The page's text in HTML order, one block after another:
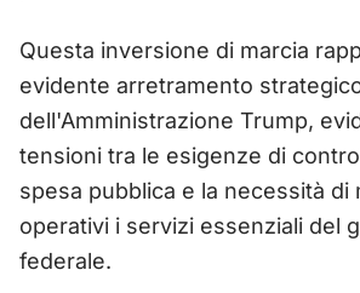
Questa inversione di marcia
evidente arretramento
dell'Amministrazione Trump,
tensioni tra le esigenze di
spesa pubblica e la necessità di
operativi i servizi essenziali del
federale.